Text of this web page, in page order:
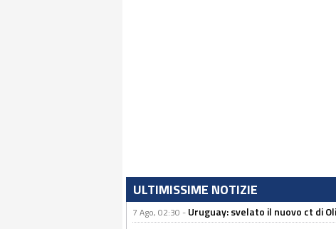
ULTIMISSIME NOTIZIE
7 Ago, 02:30 - Uruguay: svelato il nuovo ct di